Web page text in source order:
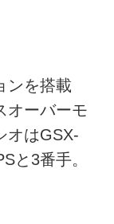
ンを搭載
オーバーモ
オはGSX-
と3番手。